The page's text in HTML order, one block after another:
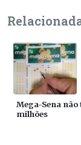
Mega-Sena
milhões